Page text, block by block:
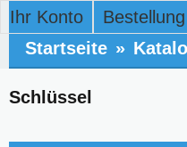
Ihr Konto
Startseite »
Schlüssel